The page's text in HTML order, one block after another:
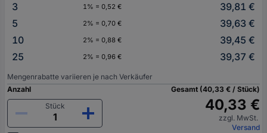
3
1% = 0,52 €
39,81 €
5
2% = 0,70 €
39,63 €
10
2% = 0,88 €
39,45 €
25
2% = 0,96 € 39,37 €
Mengenrabatte variieren je nach Verkäufer
Anzahl
Stück
Gesamt (40,33 € / Stück)
40,33 €
zzgl. MwSt.
Versand